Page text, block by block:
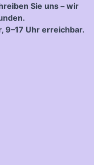
Sie uns – wir
9–17 Uhr erreichbar.